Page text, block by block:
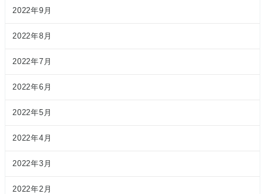
2022年9月
2022年8月
2022年7月
2022年6月
2022年5月
2022年4月
2022年3月
2022年2月